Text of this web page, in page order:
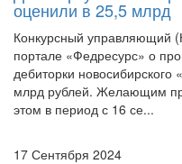
оценили в 25,5 млрд
Конкурсный управляющий
портале «Федресурс» о
дебиторки
млрд рублей. Желающим
этом в период с 16 се...
17 Сентября 2024